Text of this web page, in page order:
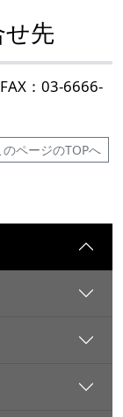
先
：03-6666-
ページのTOPへ